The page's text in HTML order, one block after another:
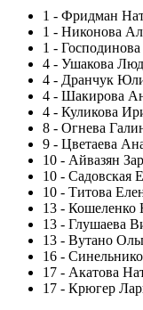
1 - Фридман
1 - Никонова
1 -
4 - Ушакова
4 - Дранчук
4 - Шакирова
4 - Куликова
8 - Огнева
9 - Цветаева
10 - Айвазян
10 - Садовская
10 - Титова
13 - Кошеленко
13 - Глушаева
13 - Вутано
16 -
17 - Акатова
17 - Крюгер